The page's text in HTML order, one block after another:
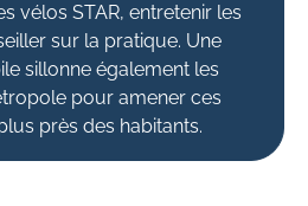
vélos STAR, entretenir les
sur la pratique. Une
sillonne également les
pour amener ces
près des habitants.